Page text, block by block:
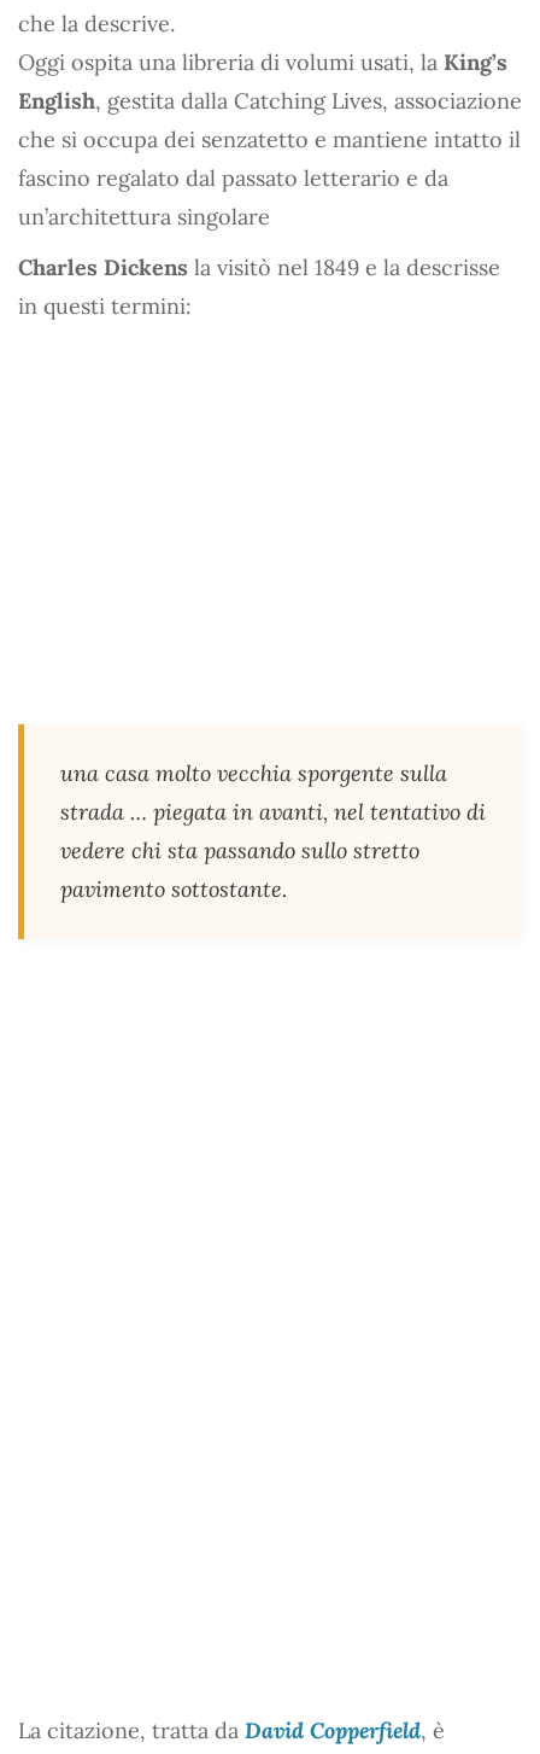
che la descrive.
Oggi ospita una libreria di volumi usati, la King’s
English, gestita dalla Catching Lives, associazione
che si occupa dei senzatetto e mantiene intatto il
fascino regalato dal passato letterario e da
un’architettura singolare
Charles Dickens la visitò nel 1849 e la descrisse
in questi termini:
una casa molto vecchia sporgente sulla
strada … piegata in avanti, nel tentativo di
vedere chi sta passando sullo stretto
pavimento sottostante.
La citazione, tratta da David Copperfield, è